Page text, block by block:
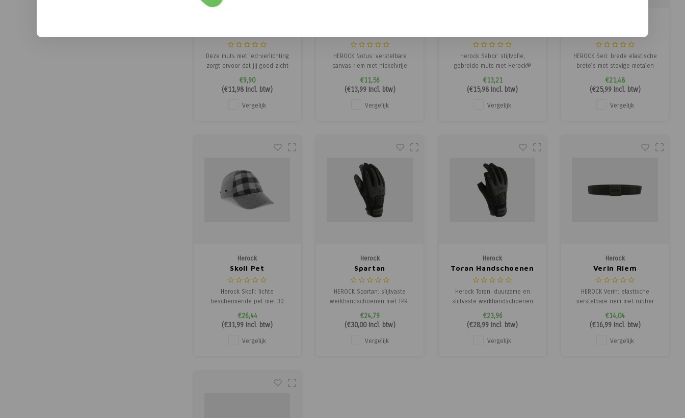
Oplaadbaar
Deze muts met led-verlichting
zorgt ervoor dat jij goed zicht
hebt, bijvoorbeeld als je in het
donker iets zoekt in
bijvoorbeeld de schuur, en dat
anderen jouw goed kunnen
€9,90
(€11,98Incl. btw)
Vergelijk
HEROCK Notus: verstelbare
canvas riem met nickelvrije
gesp en handige
geïntegreerde flesopener.
Comfortabel, sterk en
praktisch.
€11,56
(€13,99Incl. btw)
Vergelijk
Herock Sabor: stijlvolle,
gebreide muts met Herock®
badge en warme polyester
voering voor maximaal comfort
tijdens koude dagen.
€13,21
(€15,98Incl. btw)
Vergelijk
HEROCK Seri: brede elastische
bretels met stevige metalen
clips en verstelbare banden
voor maximaal draagcomfort.
€21,48
(€25,99Incl. btw)
Vergelijk
Herock
Skoll Pet
Herock Skoll: lichte
beschermende pet met 3D
Herock® print, ontworpen voor
extra persoonlijke bescherming
en dagelijks comfort.
€26,44
(€31,99 Incl. btw)
Vergelijk
Herock
Spartan
Handschoenen
HEROCK Spartan: slijtvaste
werkhandschoenen met TPR-
bescherming, uitzonderlijke
grip en
touchscreenfunctionaliteit voor
professioneel precisiewerk.
€24,79
(€30,00Incl. btw)
Vergelijk
Herock
Toran Handschoenen
Herock Toran: duurzame en
slijtvaste werkhandschoenen
met TPR-bescherming,
uitzonderlijke grip en open
vingertoppen voor
precisiewerk.
€23,96
(€28,99 Incl. btw)
Vergelijk
Herock
Verin Riem
HEROCK Verin: elastische
verstelbare riem met rubber
gecoate anti-kras gesp en
HEROCK® reliëflogo. Comfort en
duurzaamheid in één.
€14,04
(€16,99Incl. btw)
Vergelijk